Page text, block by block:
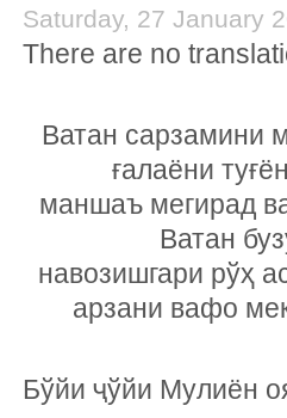
Saturday, 27 January
There are no
Ватан сарзамини
ғалаёни
маншаъ мегирад
Ватан
навозишгари рўҳ
арзани вафо
Бўйи ҷўйи Мулиён